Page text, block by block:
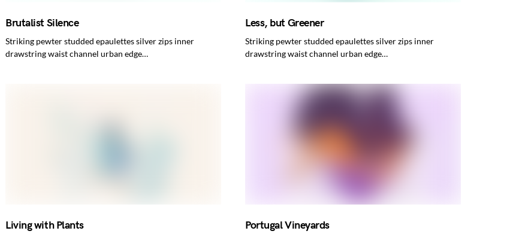
Brutalist Silence
Striking pewter studded epaulettes silver zips inner
drawstring waist channel urban edge…
Less, but Greener
Striking pewter studded epaulettes silver zips inner
drawstring waist channel urban edge…
Living with Plants Portugal Vineyards